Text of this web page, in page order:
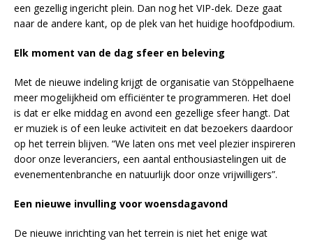
een gezellig ingericht plein. Dan nog het VIP-dek. Deze gaat
naar de andere kant, op de plek van het huidige hoofdpodium.
Elk moment van de dag sfeer en beleving
Met de nieuwe indeling krijgt de organisatie van Stöppelhaene
meer mogelijkheid om efficiënter te programmeren. Het doel
is dat er elke middag en avond een gezellige sfeer hangt. Dat
er muziek is of een leuke activiteit en dat bezoekers daardoor
op het terrein blijven. “We laten ons met veel plezier inspireren
door onze leveranciers, een aantal enthousiastelingen uit de
evenementenbranche en natuurlijk door onze vrijwilligers”.
Een nieuwe invulling voor woensdagavond
De nieuwe inrichting van het terrein is niet het enige wat